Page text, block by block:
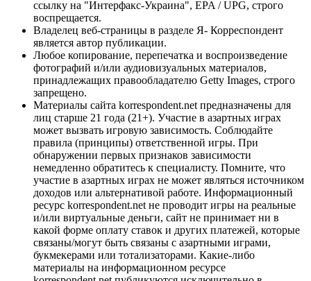
ссылку на "Интерфакс-Украина", EPA / UPG, строго
воспрещается.
Владелец веб-страницы в разделе Я- Корреспондент
является автор публикации.
Любое копирование, перепечатка и воспроизведение
фотографий и/или аудиовизуальных материалов,
принадлежащих правообладателю Getty Images, строго
запрещено.
Материалы сайта korrespondent.net предназначены для
лиц старше 21 года (21+). Участие в азартных играх
может вызвать игровую зависимость. Соблюдайте
правила (принципы) ответственной игры. При
обнаружении первых признаков зависимости
немедленно обратитесь к специалисту. Помните, что
участие в азартных играх не может являться источником
доходов или альтернативой работе. Информационный
ресурс korrespondent.net не проводит игры на реальные
и/или виртуальные деньги, сайт не принимает ни в
какой форме оплату ставок и других платежей, которые
связаны/могут быть связаны с азартными играми,
букмекерами или тотализаторами. Какие-либо
материалы на информационном ресурсе